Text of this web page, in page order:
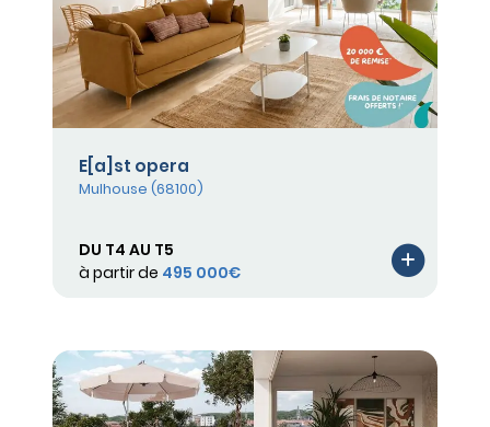
E[a]st opera
Mulhouse (68100)
DU T4 AU T5
à partir de 495 000€